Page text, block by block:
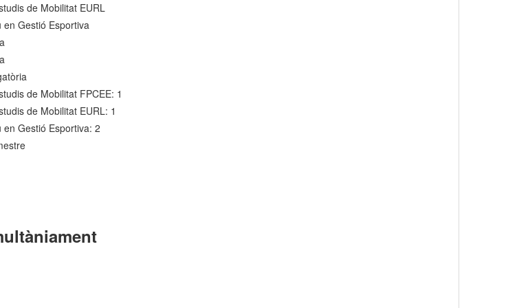
de Mobilitat EURL
en Gestió Esportiva
de Mobilitat FPCEE: 1
de Mobilitat EURL: 1
en Gestió Esportiva: 2